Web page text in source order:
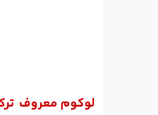
لوکوم معروف